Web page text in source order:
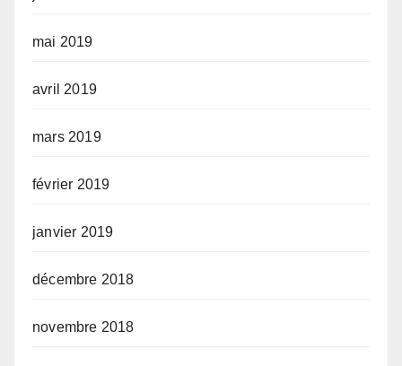
mai 2019
avril 2019
mars 2019
février 2019
janvier 2019
décembre 2018
novembre 2018